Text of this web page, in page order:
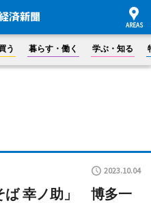
う 暮らす・働く 学ぶ・知る
2023.10.04
ば 幸ノ助」 博多一